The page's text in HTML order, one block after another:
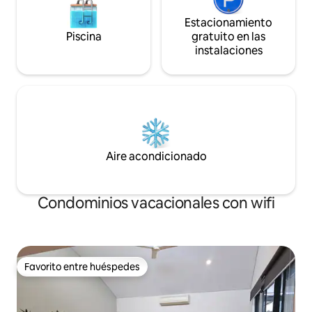
Piscina
Estacionamiento
gratuito en las
instalaciones
Aire acondicionado
Condominios vacacionales con wifi
Favorito entre huéspedes
Favorito entre huéspedes